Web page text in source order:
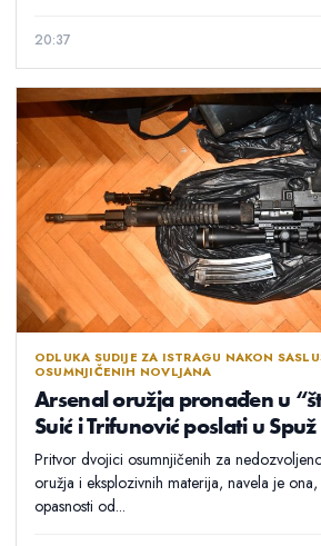
20:37
ODLUKA SUDIJE ZA ISTRAGU NAKON
OSUMNJIČENIH NOVLJANA
Arsenal oružja pronađen u
Suić i Trifunović poslati u Spuž
Pritvor dvojici osumnjičenih za
oružja i eksplozivnih materija, navela je
opasnosti od...